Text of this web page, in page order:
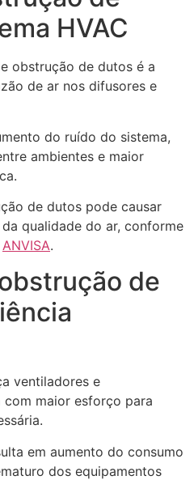
HVAC
obstrução de dutos é a
de ar nos difusores e
do ruído do sistema,
ambientes e maior
de dutos pode causar
qualidade do ar, conforme
ANVISA.
de
ventiladores e
maior esforço para
em aumento do consumo
dos equipamentos